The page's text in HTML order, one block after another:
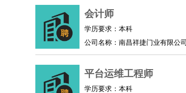
会计师
学历要求：本科
公司名称：南昌祥捷门业有限公司
平台运维工程师
学历要求：本科